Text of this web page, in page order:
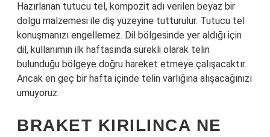
Hazırlanan tutucu tel, kompozit adı verilen beyaz bir
dolgu malzemesi ile diş yüzeyine tutturulur. Tutucu tel
konuşmanızı engellemez. Dil bölgesinde yer aldığı için
dil, kullanımın ilk haftasında sürekli olarak telin
bulunduğu bölgeye doğru hareket etmeye çalışacaktır.
Ancak en geç bir hafta içinde telin varlığına alışacağınızı
umuyoruz.
BRAKET KIRILINCA NE